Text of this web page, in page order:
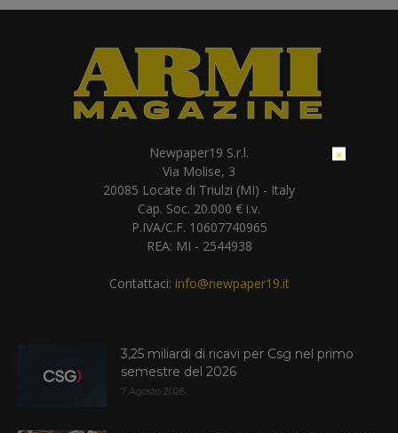
Newpaper19 S.r.l.
Via Molise, 3
20085 Locate di Triulzi (MI) - Italy
Cap. Soc. 20.000 € i.v.
P.IVA/C.F. 10607740965
REA: MI - 2544938
Contattaci: info@newpaper19.it
3,25 miliardi di ricavi per Csg nel primo
semestre del 2026
7 Agosto 2026
×